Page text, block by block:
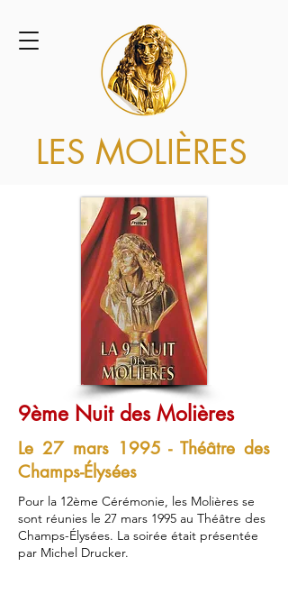
LES MOLIÈRES
9ème Nuit des Molières
Le 27 mars 1995 - Théâtre des
Champs-Élysées
Pour la 12ème Cérémonie, les Molières se
sont réunies le 27 mars 1995 au Théâtre des
Champs-Élysées. La soirée était présentée
par Michel Drucker.